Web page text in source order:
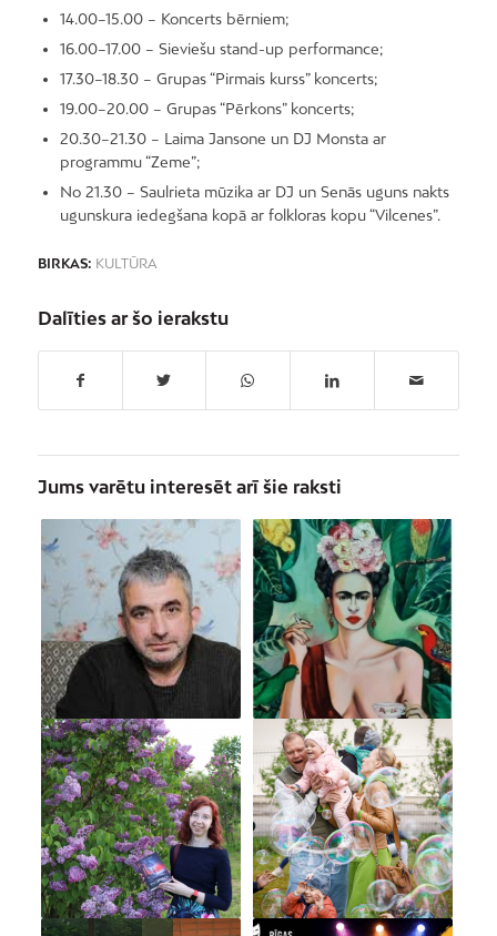
14.00–15.00 – Koncerts bērniem;
16.00–17.00 – Sieviešu stand-up performance;
17.30–18.30 – Grupas “Pirmais kurss” koncerts;
19.00–20.00 – Grupas “Pērkons” koncerts;
20.30–21.30 – Laima Jansone un DJ Monsta ar
programmu “Zeme”;
No 21.30 – Saulrieta mūzika ar DJ un Senās uguns nakts
ugunskura iedegšana kopā ar folkloras kopu “Vilcenes”.
BIRKAS: KULTŪRA
Dalīties ar šo ierakstu
Jums varētu interesēt arī šie raksti